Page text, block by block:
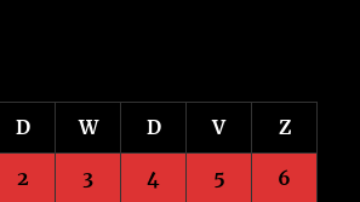
D W D V Z
2 3 4 5 6